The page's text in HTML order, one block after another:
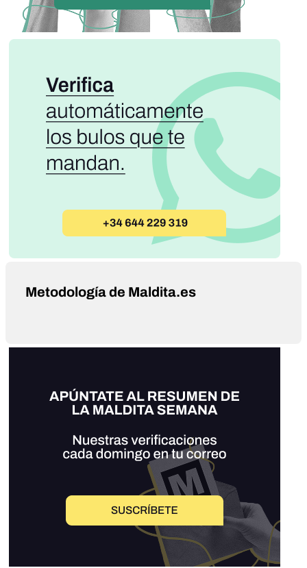
Metodología de Maldita.es